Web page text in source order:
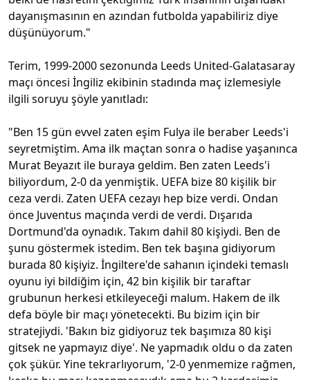
dayanışmasının en azından futbolda yapabiliriz diye
düşünüyorum."
Terim, 1999-2000 sezonunda Leeds United-Galatasaray
maçı öncesi İngiliz ekibinin stadında maç izlemesiyle
ilgili soruyu şöyle yanıtladı:
"Ben 15 gün evvel zaten eşim Fulya ile beraber Leeds'i
seyretmiştim. Ama ilk maçtan sonra o hadise yaşanınca
Murat Beyazıt ile buraya geldim. Ben zaten Leeds'i
biliyordum, 2-0 da yenmiştik. UEFA bize 80 kişilik bir
ceza verdi. Zaten UEFA cezayı hep bize verdi. Ondan
önce Juventus maçında verdi de verdi. Dışarıda
Dortmund'da oynadık. Takım dahil 80 kişiydi. Ben de
şunu göstermek istedim. Ben tek başına gidiyorum
burada 80 kişiyiz. İngiltere'de sahanın içindeki temaslı
oyunu iyi bildiğim için, 42 bin kişilik bir taraftar
grubunun herkesi etkileyeceği malum. Hakem de ilk
defa böyle bir maçı yönetecekti. Bu bizim için bir
stratejiydi. 'Bakın biz gidiyoruz tek başımıza 80 kişi
gitsek ne yapmayız diye'. Ne yapmadık oldu o da zaten
çok şükür. Yine tekrarlıyorum, '2-0 yenmemize rağmen,